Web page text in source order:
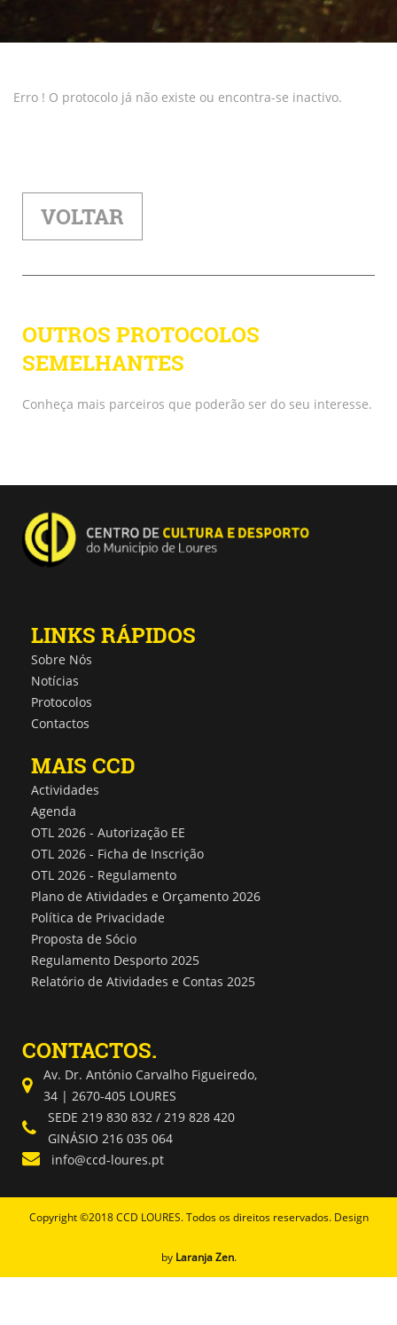
Erro ! O protocolo já não existe ou encontra-se inactivo.
VOLTAR
OUTROS PROTOCOLOS
SEMELHANTES
Conheça mais parceiros que poderão ser do seu interesse.
LINKS RÁPIDOS
Sobre Nós
Notícias
Protocolos
Contactos
MAIS CCD
Actividades
Agenda
OTL 2026 - Autorização EE
OTL 2026 - Ficha de Inscrição
OTL 2026 - Regulamento
Plano de Atividades e Orçamento 2026
Política de Privacidade
Proposta de Sócio
Regulamento Desporto 2025
Relatório de Atividades e Contas 2025
CONTACTOS.
Av. Dr. António Carvalho Figueiredo,
34 | 2670-405 LOURES
SEDE 219 830 832 / 219 828 420
GINÁSIO 216 035 064
info@ccd-loures.pt
Copyright ©2018 CCD LOURES. Todos os direitos reservados. Design
by Laranja Zen.